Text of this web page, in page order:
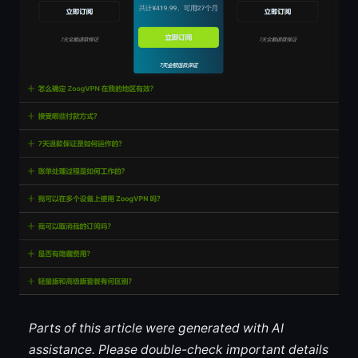
Parts of this article were generated with AI
assistance. Please double-check important details